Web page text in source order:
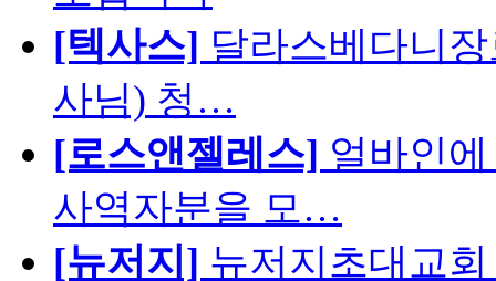
[텍사스] 달라스베다니
사님) 청…
[로스앤젤레스] 얼바인
사역자분을 모…
[뉴저지] 뉴저지초대교